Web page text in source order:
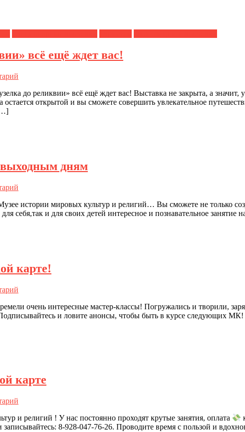
всё ещё ждет вас!
до реликвии» всё ещё ждет вас! Выставка не закрыта, а значит,
открытой и вы сможете совершить увлекательное
выходным дням
истории мировых культур и религий… Вы сможете не только
себя,так и для своих детей интересное и познавательное
карте!
очень интересные мастер-классы! Погружались и творили,
и ловите анонсы, чтобы быть в курсе следующих
карте
и религий ! У нас постоянно проходят крутые занятия, оплата
8-928-047-76-26. Проводите время с пользой и